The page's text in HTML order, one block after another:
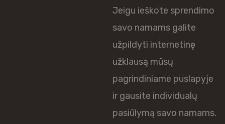
Jeigu ieškote sprendimo
savo namams galite
užpildyti internetinę
užklausą mūsų
pagrindiniame puslapyje
ir gausite individualų
pasiūlymą savo namams.